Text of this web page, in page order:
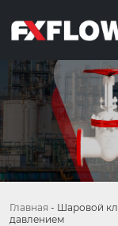
Главная - Шаровой
давлением